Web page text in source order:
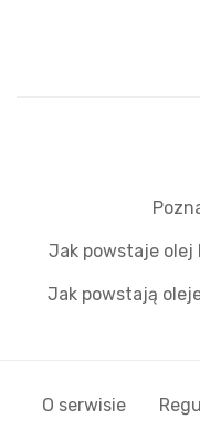
Jak powstaje olej
Jak powstają
O serwisie